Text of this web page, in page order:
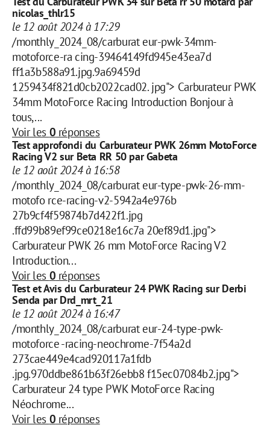
nicolas_thlr15
le 12 août 2024 à 17:29
/monthly_2024_08/carburat eur-pwk-34mm-
motoforce-ra cing-39464149fd945e43ea7d
ff1a3b588a91.jpg.9a69459d
1259434f821d0cb2022cad02. jpg"> Carburateur PWK
34mm MotoForce Racing Introduction Bonjour à
tous,...
Voir les 0 réponses
Test approfondi du Carburateur PWK 26mm MotoForce
Racing V2 sur Beta RR 50 par Gabeta
le 12 août 2024 à 16:58
/monthly_2024_08/carburat eur-type-pwk-26-mm-
motofo rce-racing-v2-5942a4e976b
27b9cf4f59874b7d422f1.jpg
.ffd99b89ef99ce0218e16c7a 20ef89d1.jpg">
Carburateur PWK 26 mm MotoForce Racing V2
Introduction...
Voir les 0 réponses
Test et Avis du Carburateur 24 PWK Racing sur Derbi
Senda par Drd_mrt_21
le 12 août 2024 à 16:47
/monthly_2024_08/carburat eur-24-type-pwk-
motoforce -racing-neochrome-7f54a2d
273cae449e4cad920117a1fdb
.jpg.970ddbe861b63f26ebb8 f15ec07084b2.jpg">
Carburateur 24 type PWK MotoForce Racing
Néochrome...
Voir les 0 réponses